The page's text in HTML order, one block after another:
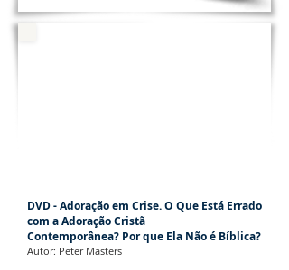
DVD - Adoração em Crise. O Que Está Errado
com a Adoração Cristã
Contemporânea? Por que Ela Não é Bíblica?
Autor: Peter Masters